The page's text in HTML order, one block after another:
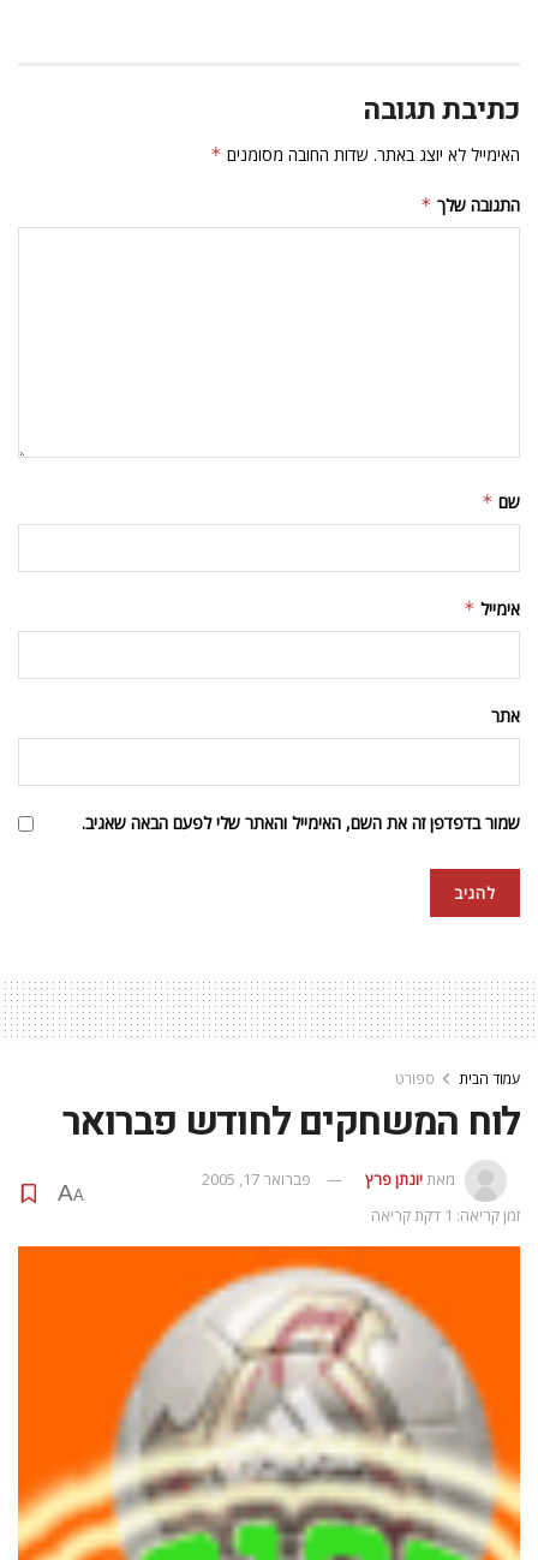
כתיבת תגובה
האימייל לא יוצג באתר. שדות החובה מסומנים *
התגובה שלך *
שם *
אימייל *
אתר
שמור בדפדפן זה את השם, האימייל והאתר שלי לפעם הבאה שאגיב.
עמוד הבית ספורט
לוח המשחקים לחודש פברואר
מאתיונתן פרץ
פברואר 17, 2005
זמן קריאה: 1 דקת קריאה
A
A